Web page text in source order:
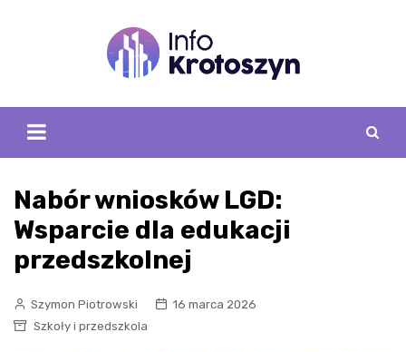
Nabór wniosków LGD:
Wsparcie dla edukacji
przedszkolnej
Szymon Piotrowski
16 marca 2026
Szkoły i przedszkola